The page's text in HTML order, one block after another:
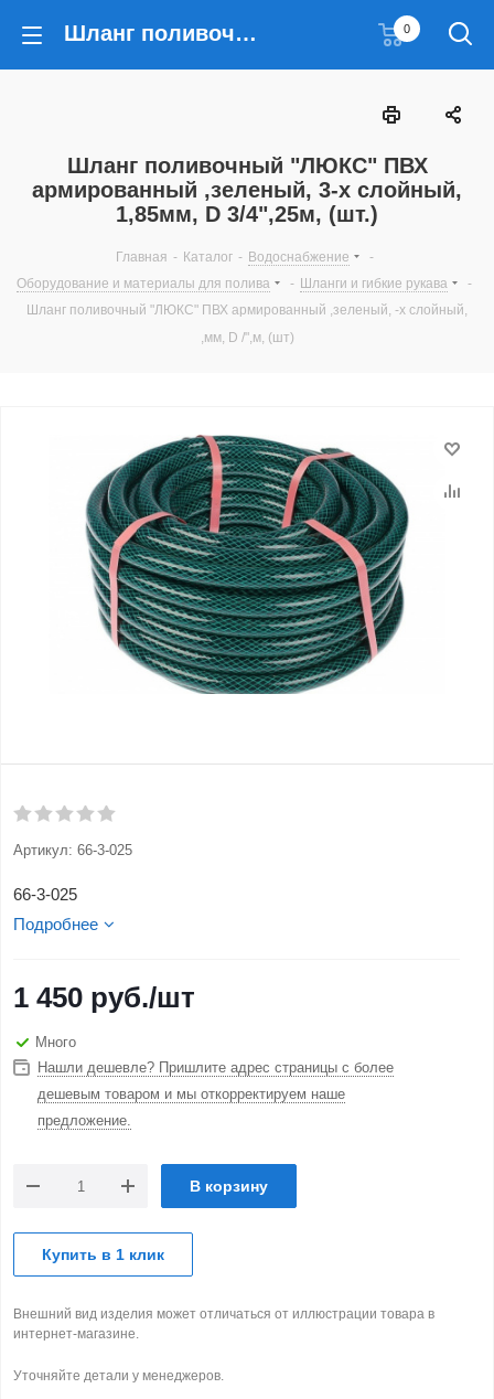
Шланг поливочный "ЛЮКС" ПВХ армированный ,зеленый, 3-х слойный, 1,85мм, D 3/4",25м, (шт.) 0
Шланг поливочный "ЛЮКС" ПВХ
армированный ,зеленый, 3-х слойный,
1,85мм, D 3/4",25м, (шт.)
Главная - Каталог - Водоснабжение
-
Оборудование и материалы для полива
- Шланги и гибкие рукава
-
Шланг поливочный "ЛЮКС" ПВХ армированный ,зеленый, -х слойный,
,мм, D /",м, (шт)
Артикул: 66-3-025
66-3-025
Подробнее
1 450 руб./шт
Много
Нашли дешевле? Пришлите адрес страницы с более
дешевым товаром и мы откорректируем наше
предложение.
В корзину
Купить в 1 клик
Внешний вид изделия может отличаться от иллюстрации товара в
интернет-магазине.
Уточняйте детали у менеджеров.